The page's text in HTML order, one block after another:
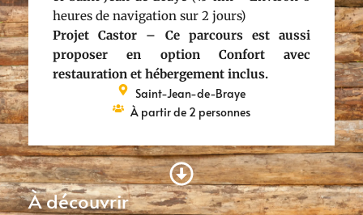
heures de navigation sur 2 jours)
Projet Castor – Ce parcours est aussi
proposer en option Confort avec
restauration et hébergement inclus.
Saint-Jean-de-Braye
À partir de 2 personnes
À découvrir